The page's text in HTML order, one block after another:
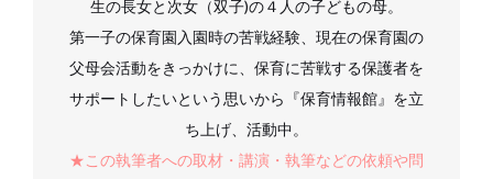
生の長女と次女（双子)の４人の子どもの母。
第一子の保育園入園時の苦戦経験、現在の保育園の
父母会活動をきっかけに、保育に苦戦する保護者を
サポートしたいという思いから『保育情報館』を立
ち上げ、活動中。
★この執筆者への取材・講演・執筆などの依頼や問